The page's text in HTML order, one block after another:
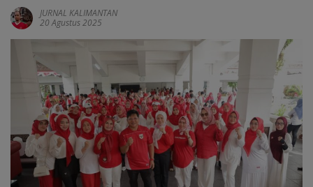
JURNAL KALIMANTAN
20 Agustus 2025